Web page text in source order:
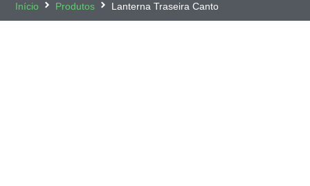
Início Produtos Lanterna Traseira Canto